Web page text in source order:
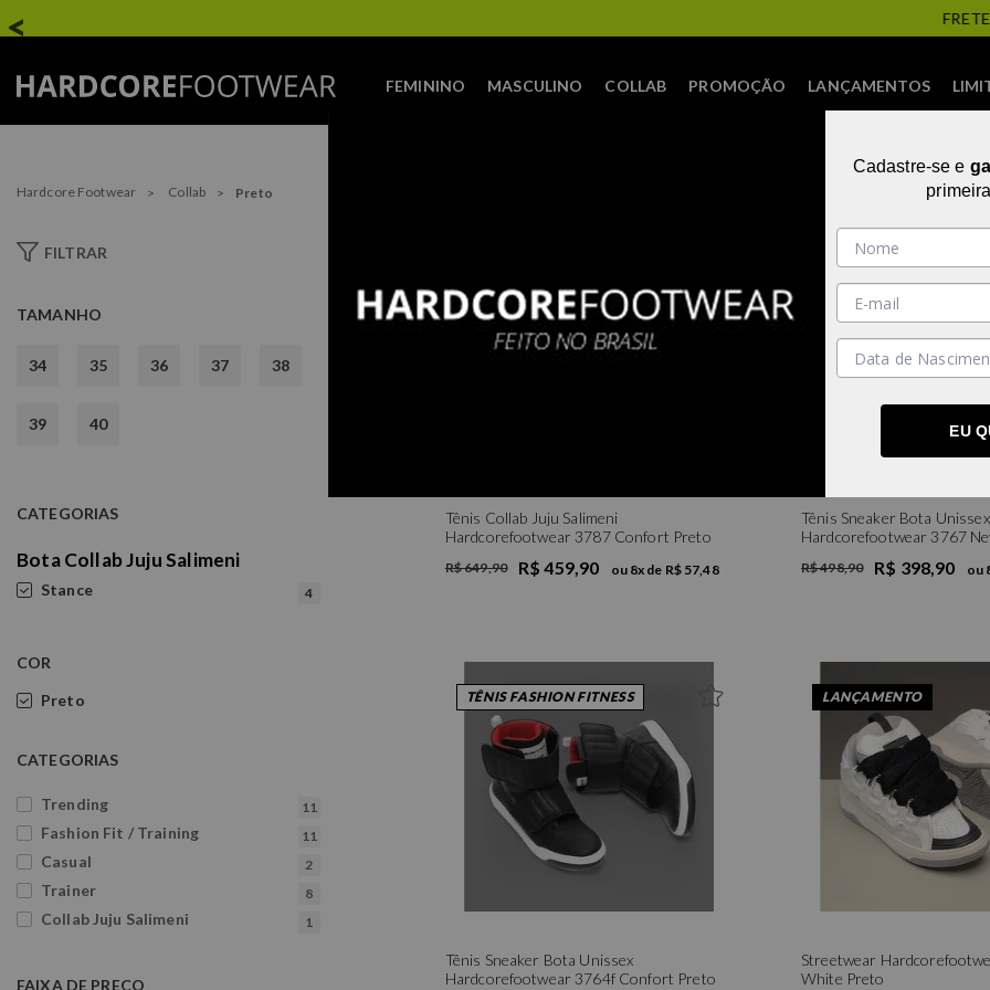
FEMININO MASCULINO COLLAB PROMOÇÃO LANÇAMENTOS
Hardcore Footwear Collab Preto
FILTRAR
CATEGORIAS
Bota Collab Juju Salimeni
Stance 4
COR
Preto
CATEGORIAS
Trending 11
Fashion Fit / Training 11
Casual 2
Trainer 8
Collab Juju Salimeni 1
TAMANHO
34 35 36 37 38
39 40
FAIXA DE PREÇO
Tênis Collab Juju Salimeni
Hardcorefootwear 3787 Confort Preto
R$ 649,90 R$ 459,90 ou 8x de R$ 57,48
TÊNIS FASHION FITNESS
343536373839
Tênis Sneaker Bota Unissex
Hardcorefootwear 3767
R$ 498,90 R$ 398,90 ou
TÊNIS FASHION FITNESS
Tênis Sneaker Bota Unissex
Hardcorefootwear 3764f Confort Preto
LANÇAMENTO
Streetwear
White Preto
Cadastre-se e
EU